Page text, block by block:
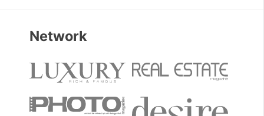
Network